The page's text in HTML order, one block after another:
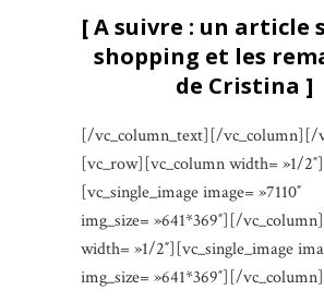
[ A suivre : un article
shopping et les
de Cristina ]
[/vc_column_text][/vc_column][/
[vc_row][vc_column width= »1/2″]
[vc_single_image image= »7110″
img_size= »641*369″][/
width= »1/2″][vc_single_image
img_size= »641*369″][/